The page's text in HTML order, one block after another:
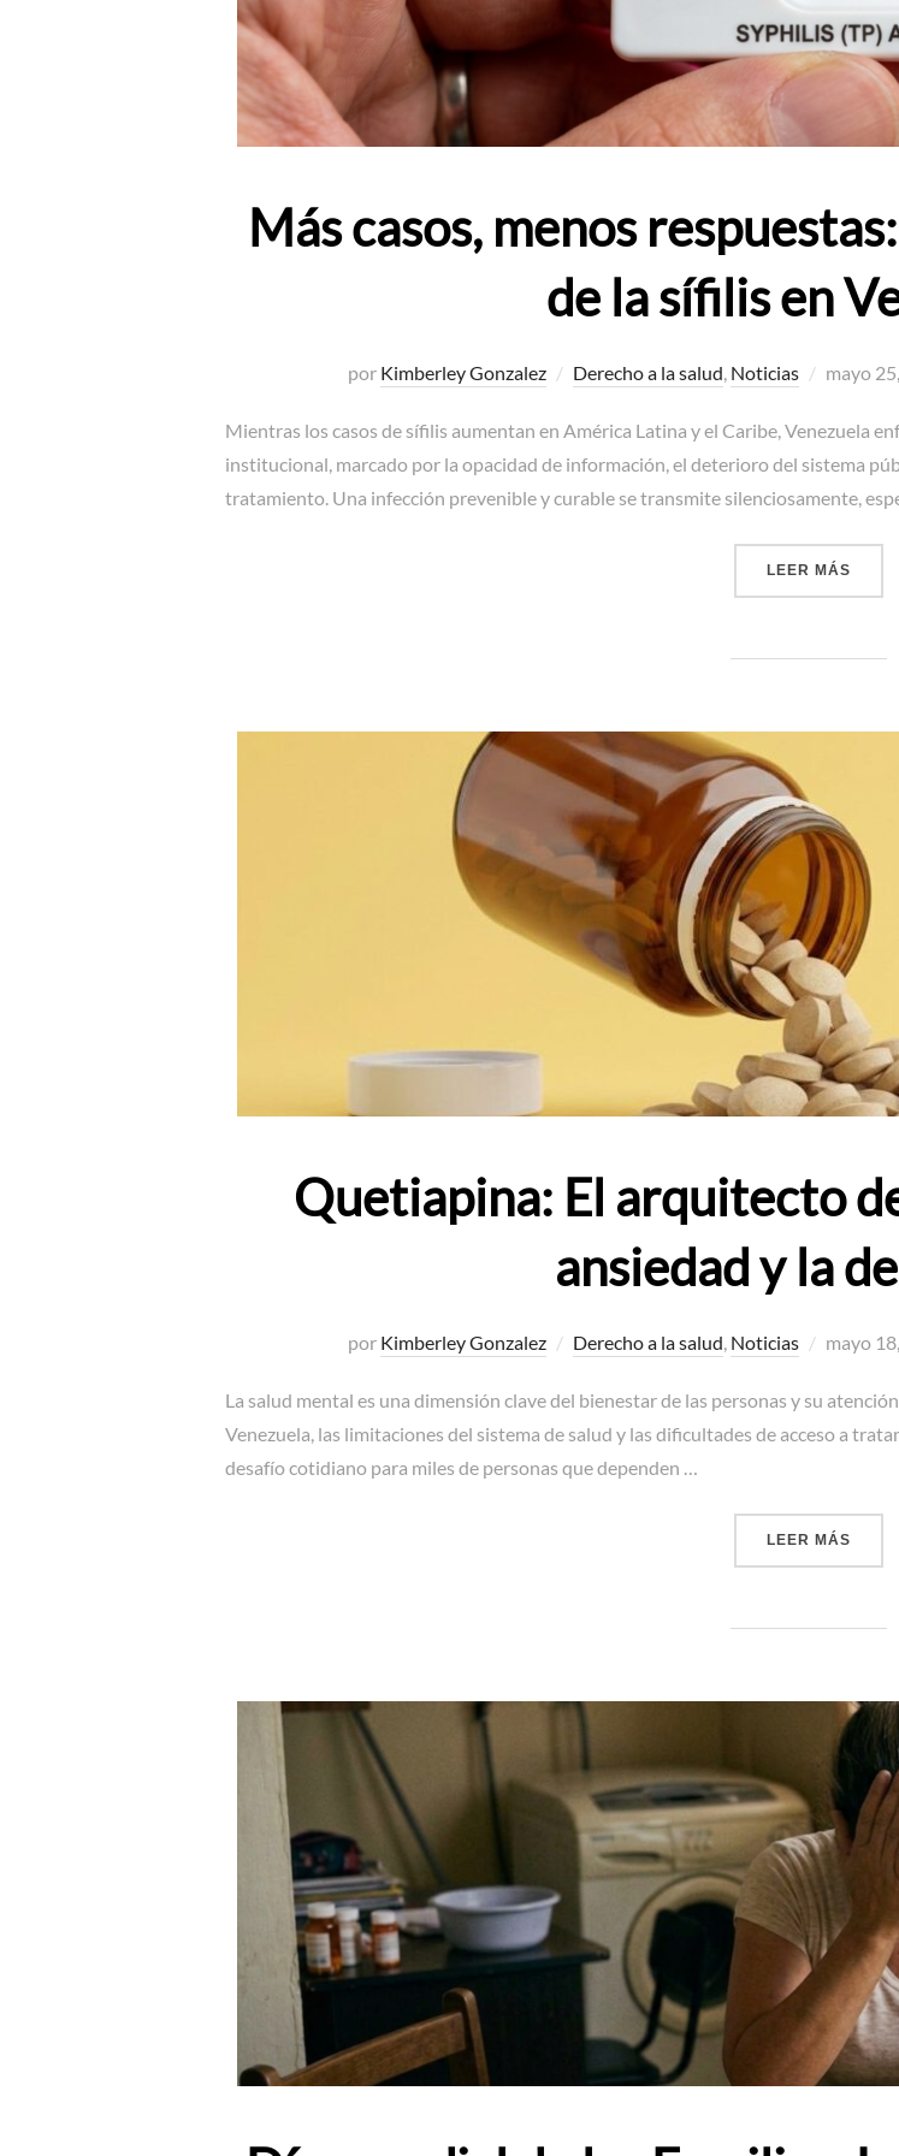
Más casos, menos
de la sífilis en
por Kimberley Gonzalez Derecho a la salud, Noticias mayo
Mientras los casos de sífilis aumentan en América Latina y el Caribe, Venezuela
institucional, marcado por la opacidad de información, el deterioro del sistema
tratamiento. Una infección prevenible y curable se transmite silenciosamente,
LEER MÁS
Quetiapina: El arquitecto
ansiedad y la
por Kimberley Gonzalez Derecho a la salud, Noticias mayo
La salud mental es una dimensión clave del bienestar de las personas y su
Venezuela, las limitaciones del sistema de salud y las dificultades de acceso a
desafío cotidiano para miles de personas que dependen …
LEER MÁS